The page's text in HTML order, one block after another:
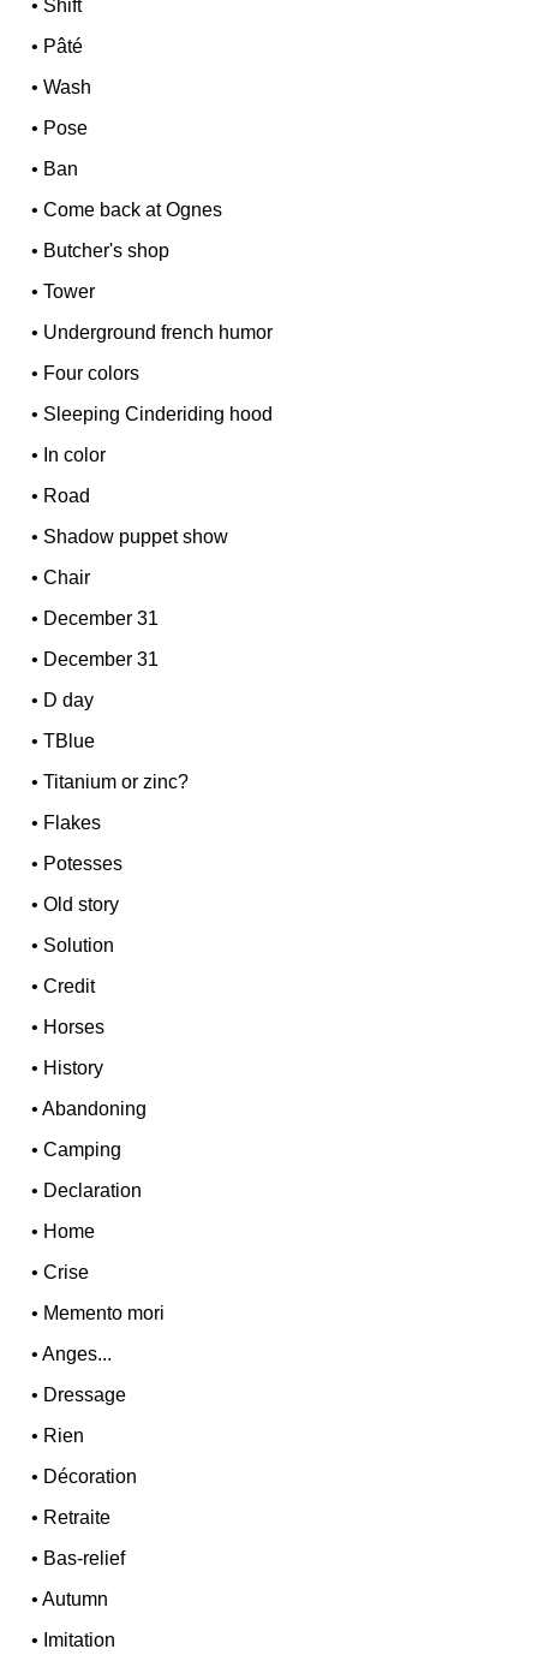
• Shift
• Pâté
•Wash
• Pose
• Ban
•Come back at Ognes
• Butcher's shop
•Tower
• Underground french humor
• Four colors
• Sleeping Cinderiding hood
• In color
• Road
• Shadow puppet show
•Chair
• December 31
• December 31
• D day
•TBlue
•Titanium or zinc?
• Flakes
• Potesses
•Old story
• Solution
•Credit
• Horses
• History
•Abandoning
•Camping
• Declaration
• Home
•Crise
• Memento mori
•Anges...
• Dressage
• Rien
• Décoration
• Retraite
• Bas-relief
•Autumn
• Imitation